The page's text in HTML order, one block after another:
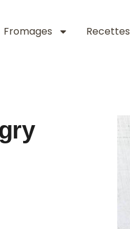
Fromages Recettes